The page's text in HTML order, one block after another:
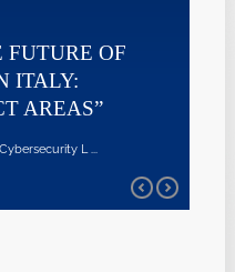
OF
ITALY:
AREAS”
L ...